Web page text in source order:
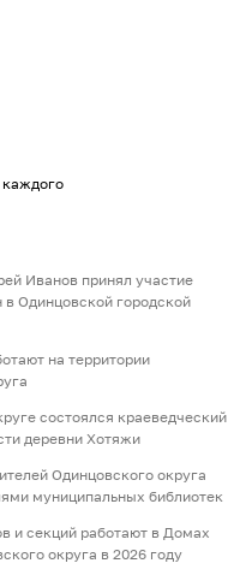
Иванов принял участие
Одинцовской городской
на территории
состоялся краеведческий
деревни Хотяжи
Одинцовского округа
муниципальных библиотек
и секций работают в Домах
округа в 2026 году